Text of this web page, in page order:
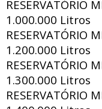
RESERVATÓRIO
1.000.000 Litros
RESERVATÓRIO
1.200.000 Litros
RESERVATÓRIO
1.300.000 Litros
RESERVATÓRIO